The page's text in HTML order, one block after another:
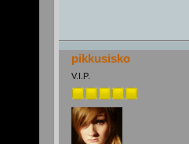
pikkusisko
V.I.P.